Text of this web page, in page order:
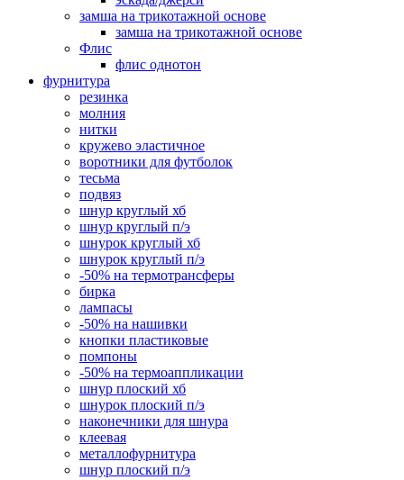
замша на трикотажной основе
замша на трикотажной основе
Флис
флис однотон
фурнитура
резинка
молния
нитки
кружево эластичное
воротники для футболок
тесьма
подвяз
шнур круглый хб
шнур круглый п/э
шнурок круглый хб
шнурок круглый п/э
-50% на термотрансферы
бирка
лампасы
-50% на нашивки
кнопки пластиковые
помпоны
-50% на термоаппликации
шнур плоский хб
шнурок плоский п/э
наконечники для шнура
клеевая
металлофурнитура
шнур плоский п/э